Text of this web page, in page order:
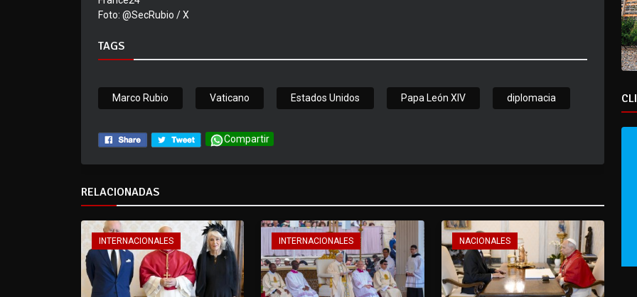
Foto: @SecRubio / X
TAGS
Marco Rubio Vaticano Estados Unidos Papa León XIV diplomacia
Compartir
RELACIONADAS
INTERNACIONALES INTERNACIONALES NACIONALES